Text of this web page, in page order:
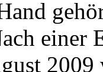
einer
2009